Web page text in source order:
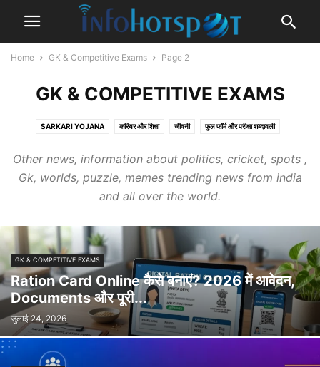
Home GK & Competitive Exams Page 2
GK & COMPETITIVE EXAMS
SARKARI YOJANA करियर और शिक्षा जीवनी फुल फॉर्म और परीक्षा शब्दावली
Other news, information about politics, cricket, spots ,
Gk, worlds, puzzle, memes trending news from india
and all over the world.
GK & COMPETITIVE EXAMS
Ration Card Online कैसे बनाएं? 2026 में आवेदन,
Documents और पूरी...
जुलाई 24, 2026